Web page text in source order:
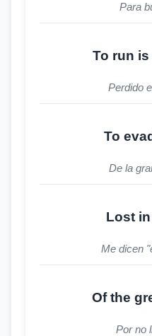
Para
To run
Perdido
To
De la
Lost
Me dicen
Of the
Por no